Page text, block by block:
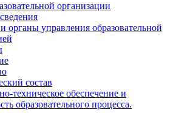
организации
органы управления образовательной
состав
техническое обеспечение и
образовательного процесса.